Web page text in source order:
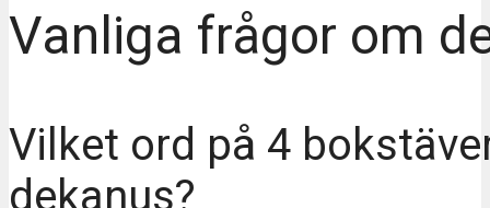
Vanliga frågor om
Vilket ord på 4
dekanus?